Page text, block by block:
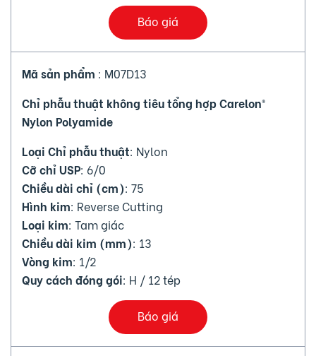
Báo giá
Mã sản phẩm : M07D13
Chỉ phẫu thuật không tiêu tổng hợp Carelon®
Nylon Polyamide
Loại Chỉ phẫu thuật: Nylon
Cỡ chỉ USP: 6/0
Chiều dài chỉ (cm): 75
Hình kim: Reverse Cutting
Loại kim: Tam giác
Chiều dài kim (mm): 13
Vòng kim: 1/2
Quy cách đóng gói: H / 12 tép
Báo giá